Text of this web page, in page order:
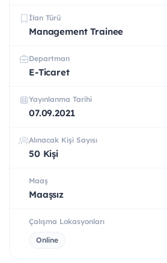
İlan Türü
Management Trainee
Departman
E-Ticaret
Yayınlanma Tarihi
07.09.2021
Alınacak Kişi Sayısı
50 Kişi
Maaş
Maaşsız
Çalışma Lokasyonları
Online